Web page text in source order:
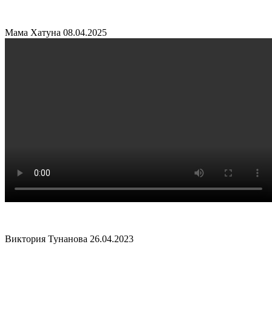
Мама Хатуна 08.04.2025
Виктория Тунанова 26.04.2023